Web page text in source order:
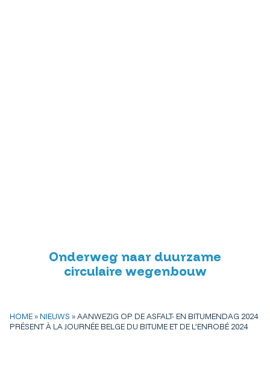
Onderweg naar duurzame
circulaire wegenbouw
HOME» NIEUWS »AANWEZIG OP DE ASFALT- EN BITUMENDAG 2024
PRÉSENT À LA JOURNÉE BELGE DU BITUME ET DE L’ENROBÉ 2024